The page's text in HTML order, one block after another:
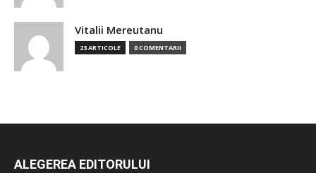
Vitalii Mereutanu
23 ARTICOLE 0 COMENTARII
ALEGEREA EDITORULUI